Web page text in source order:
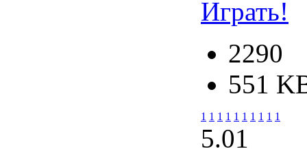
Играть!
2290
551
1 1 1 1 1 1 1 1 1 1
5.01